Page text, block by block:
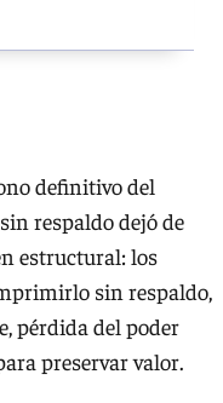
definitivo del
respaldo dejó de
estructural: los
sin respaldo,
pérdida del poder
preservar valor.